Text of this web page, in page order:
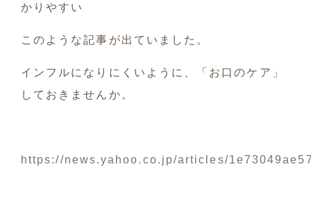
かりやすい
このような記事が出ていました。
インフルになりにくいように、「お口のケア」
しておきませんか。
https://news.yahoo.co.jp/articles/